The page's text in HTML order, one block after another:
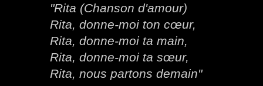
"Rita (Chanson d'amour)
Rita, donne-moi ton cœur,
Rita, donne-moi ta main,
Rita, donne-moi ta sœur,
Rita, nous partons demain"